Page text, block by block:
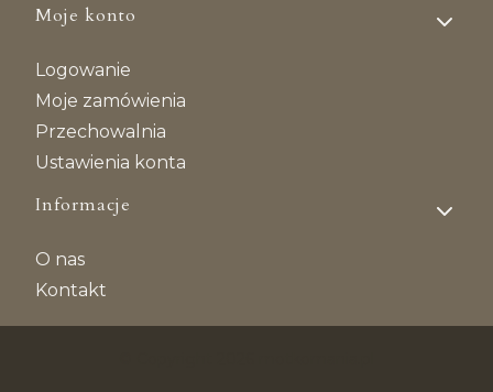
Moje konto
Logowanie
Moje zamówienia
Przechowalnia
Ustawienia konta
Informacje
O nas
Kontakt